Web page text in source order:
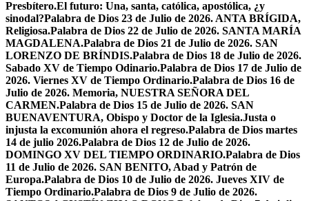
Presbítero.El futuro: Una, santa, católica, apostólica, ¿y
sinodal?Palabra de Dios 23 de Julio de 2026. ANTA BRÍGIDA,
Religiosa.Palabra de Dios 22 de Julio de 2026. SANTA MARÍA
MAGDALENA.Palabra de Dios 21 de Julio de 2026. SAN
LORENZO DE BRÍNDIS.Palabra de Dios 18 de Julio de 2026.
Sabado XV de Tiempo Odinario.Palabra de Dios 17 de Julio de
2026. Viernes XV de Tiempo Ordinario.Palabra de Dios 16 de
Julio de 2026. Memoria, NUESTRA SEÑORA DEL
CARMEN.Palabra de Dios 15 de Julio de 2026. SAN
BUENAVENTURA, Obispo y Doctor de la Iglesia.Justa o
injusta la excomunión ahora el regreso.Palabra de Dios martes
14 de julio 2026.Palabra de Dios 12 de Julio de 2026.
DOMINGO XV DEL TIEMPO ORDINARIO.Palabra de Dios
11 de Julio de 2026. SAN BENITO, Abad y Patrón de
Europa.Palabra de Dios 10 de Julio de 2026. Jueves XIV de
Tiempo Ordinario.Palabra de Dios 9 de Julio de 2026.